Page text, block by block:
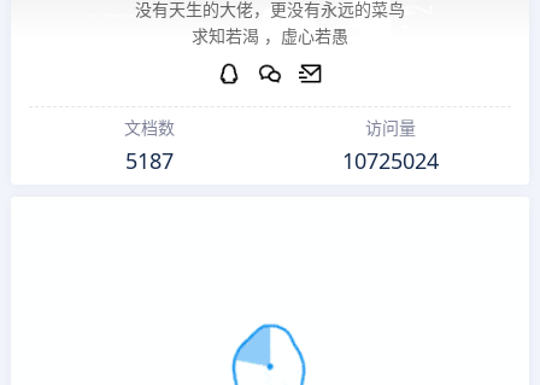
没有天生的大佬，更没有永远的菜鸟
求知若渴 ，虚心若愚
文档数
5187
访问量
10725024